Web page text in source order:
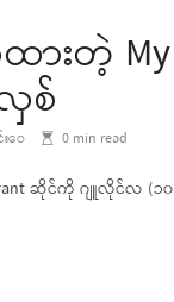
My
စ်
ဝေ 0 min read
ဆိုင်ကို ဂျူလိုင်လ